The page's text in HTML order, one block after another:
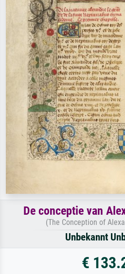
De conceptie van
(The Conception of
Unbekannt
€